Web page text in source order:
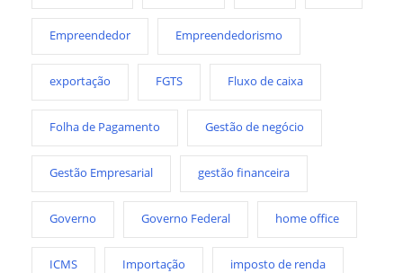
Empreendedor Empreendedorismo
exportação FGTS Fluxo de caixa
Folha de Pagamento Gestão de negócio
Gestão Empresarial gestão financeira
Governo Governo Federal home office
ICMS Importação imposto de renda